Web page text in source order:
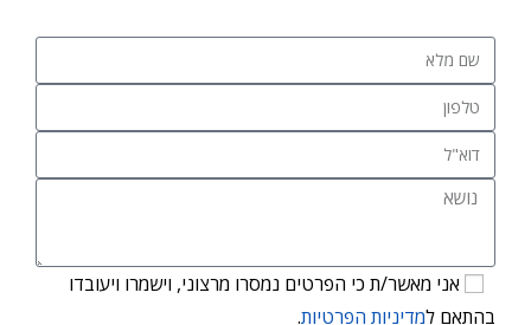
אני מאשר/ת כי הפרטים נמסרו מרצוני, וישמרו ויעובדו
בהתאם למדיניות הפרטיות.